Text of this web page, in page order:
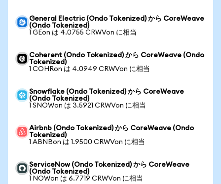
General Electric (Ondo Tokenized) から CoreWeave
(Ondo Tokenized)
1 GEon は 4.0755 CRWVon に相当
Coherent (Ondo Tokenized) から CoreWeave (Ondo
Tokenized)
1 COHRon は 4.0949 CRWVon に相当
Snowflake (Ondo Tokenized) から CoreWeave
(Ondo Tokenized)
1 SNOWon は 3.5921 CRWVon に相当
Airbnb (Ondo Tokenized) から CoreWeave (Ondo
Tokenized)
1 ABNBon は 1.9500 CRWVon に相当
ServiceNow (Ondo Tokenized) から CoreWeave
(Ondo Tokenized)
1 NOWon は 6.7719 CRWVon に相当